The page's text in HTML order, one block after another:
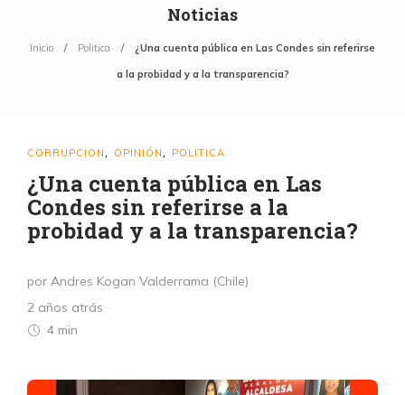
Noticias
Inicio Politica ¿Una cuenta pública en Las Condes sin referirse
a la probidad y a la transparencia?
CORRUPCION OPINIÓN POLITICA
¿Una cuenta pública en Las
Condes sin referirse a la
probidad y a la transparencia?
por Andres Kogan Valderrama (Chile)
2 años atrás
4 min